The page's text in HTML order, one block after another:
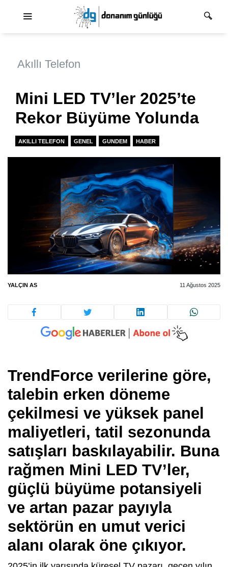
Akıllı Telefon
Mini LED TV’ler 2025’te
Rekor Büyüme Yolunda
AKILLI TELEFON GENEL GUNDEM HABER
YALÇIN AS 11 Ağustos 2025
TrendForce verilerine göre,
talebin erken döneme
çekilmesi ve yüksek panel
maliyetleri, tatil sezonunda
satışları baskılayabilir. Buna
rağmen Mini LED TV’ler,
güçlü büyüme potansiyeli
ve artan pazar payıyla
sektörün en umut verici
alanı olarak öne çıkıyor.